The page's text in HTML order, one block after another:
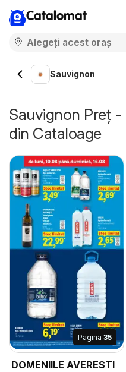
Catalomat
Sauvignon
Sauvignon Preț
din Cataloage
Pagina 35
DOMENIILE AVERESTI